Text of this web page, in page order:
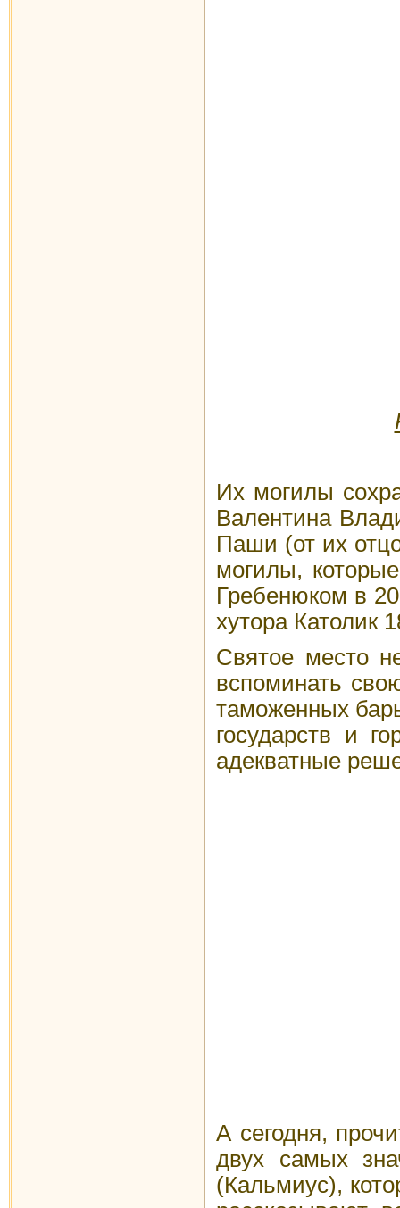
Их могилы
Валентина
Паши (от их
могилы,
Гребенюком в
хутора Католик
Святое место
вспоминать
таможенных
государств и
адекватные
А сегодня,
двух самых
(Кальмиус),